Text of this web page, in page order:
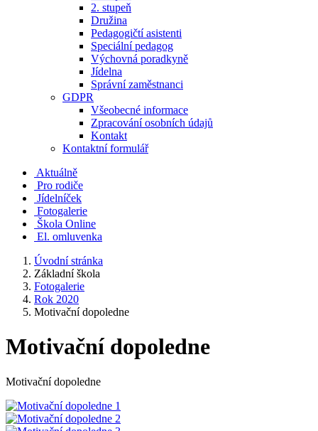
2. stupeň
Družina
Pedagogičtí asistenti
Speciální pedagog
Výchovná poradkyně
Jídelna
Správní zaměstnanci
GDPR
Všeobecné informace
Zpracování osobních údajů
Kontakt
Kontaktní formulář
Aktuálně
Pro rodiče
Jídelníček
Fotogalerie
Škola Online
El. omluvenka
Úvodní stránka
Základní škola
Fotogalerie
Rok 2020
Motivační dopoledne
Motivační dopoledne
Motivační dopoledne